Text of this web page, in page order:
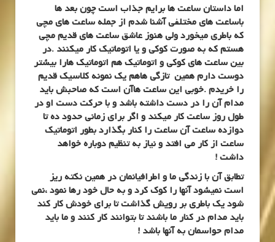
اما داستان ساعت ها برایم جذاب است چون بعد ها
باساعت های مختلفی آشنا شدم از جمله ساعت های مچی
که باطری میخورد ولی هنوز عاشق ساعت های قدیم مچی
هستم که به صورت کوکی و یا اتوماتیک کار میکنند .در
بین ساعت های کوکی و اتوماتیک هم اتوماتیک هارا بیشتر
دوست دارم همین تازگی هاهم یک نمونه کلاسیک قدیم
را خریدم .خوبی این ساعت هاآن است که صاحبش باید
مدام آن را در دست داشته باشد و با حرکت دست او در
طول روز ساعت کار میکند و اگر برای زمانی حدود ده تا
دوازده ساعت آن ساعت را کنار بگذارد بطور اتوماتیک
ساعت از کار می افتد و نیاز به تنظیم دوباره خواهد
داشت !
تطابق آن با زندگی ما و اطرافیانمان در همین نکته ریز
است نمیشود آنها را کوک کرد و به حال خود رها نمود ،نمی
شود یک باطری بر رویش گذاشت تا برای خودش کار کند
باید مدام در کنار ما باشند تا بتوانند کار کنند و ما باید
مدام حواسمان به آنها باشد !